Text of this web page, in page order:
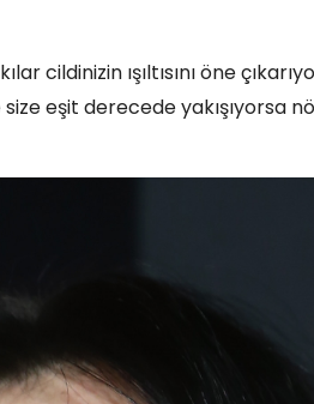
cildinizin ışıltısını öne
eşit derecede yakışıyorsa